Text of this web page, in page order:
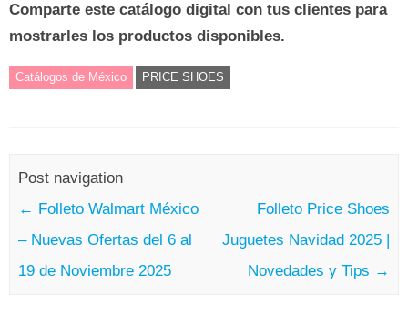
Comparte este catálogo digital con tus clientes para
mostrarles los productos disponibles.
Catálogos de México PRICE SHOES
Post navigation
← Folleto Walmart México
– Nuevas Ofertas del 6 al
19 de Noviembre 2025
Folleto Price Shoes
Juguetes Navidad 2025 |
Novedades y Tips →